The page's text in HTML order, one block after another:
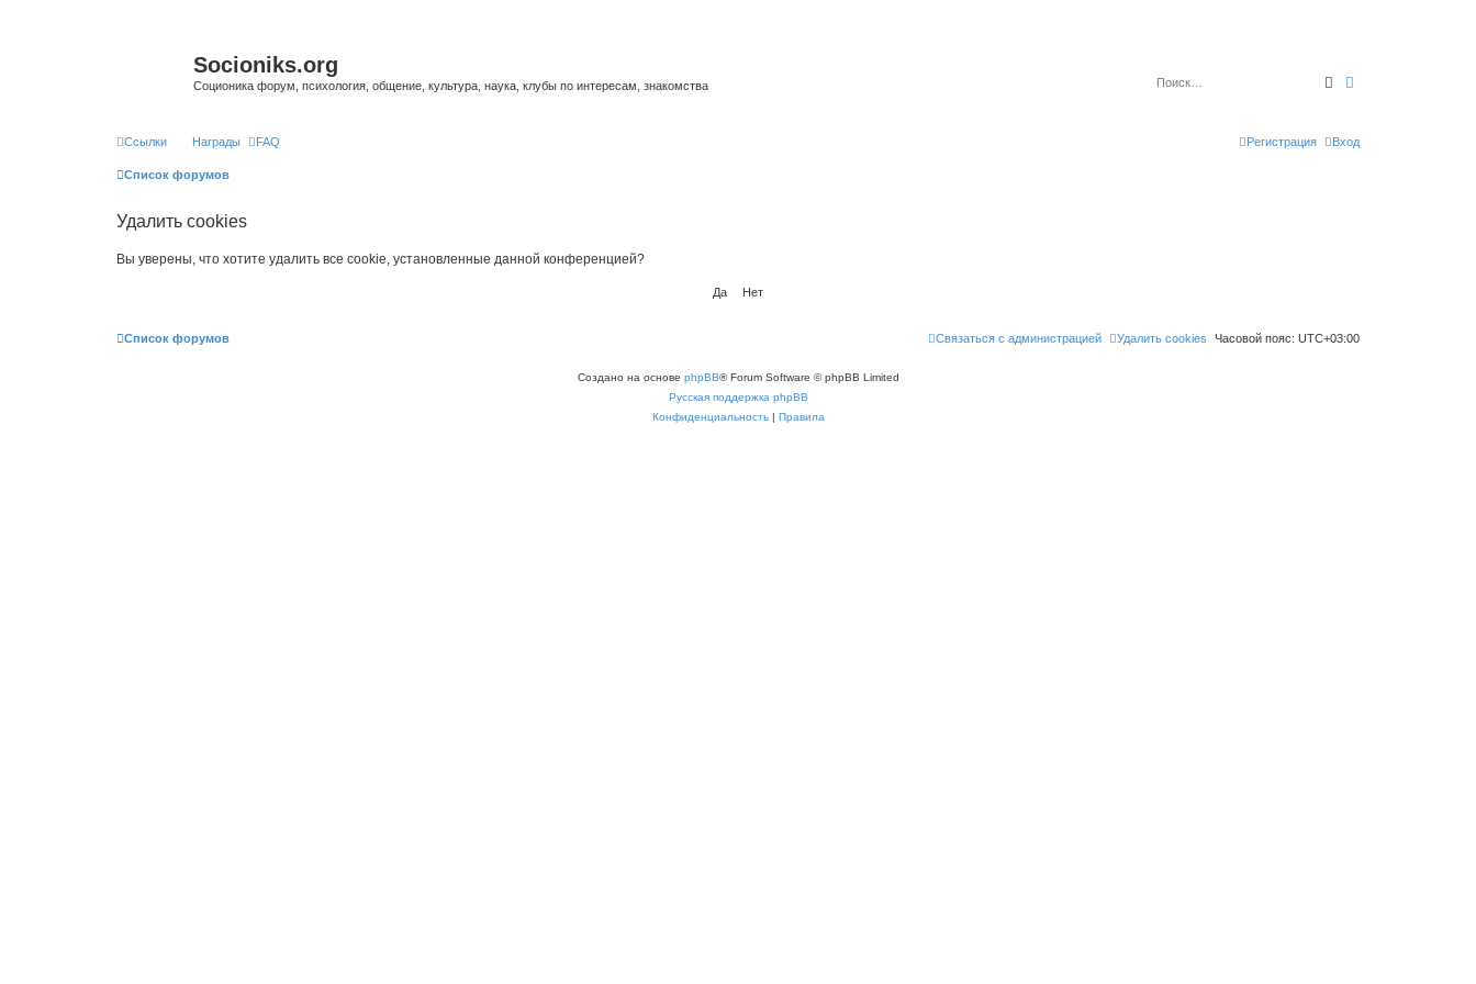
Socioniks.org
Соционика форум, психология, общение, культура, наука, клубы по интересам, знакомства Поиск
Ссылки Награды FAQ Вход
Регистрация
Список форумов
Удалить cookies
Вы уверены, что хотите удалить все cookie, установленные данной конференцией?
Список форумов Часовой пояс: UTC+03:00
Удалить cookies
Связаться с администрацией
Создано на основе phpBB® Forum Software © phpBB Limited
Русская поддержка phpBB
Конфиденциальность| Правила